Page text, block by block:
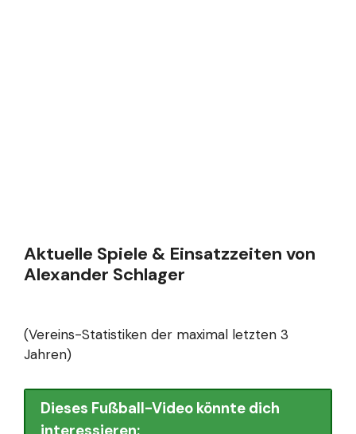
Aktuelle Spiele & Einsatzzeiten von
Alexander Schlager
(Vereins-Statistiken der maximal letzten 3
Jahren)
Dieses Fußball-Video könnte dich